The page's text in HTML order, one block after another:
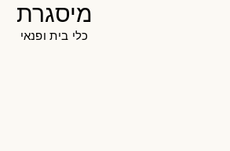
מיסגרת
כלי בית ופנאי